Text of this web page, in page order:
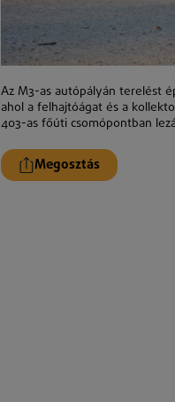
Az M3-as autópályán terelést
ahol a felhajtóágat és a
403-as főúti csomópontban
Megosztás